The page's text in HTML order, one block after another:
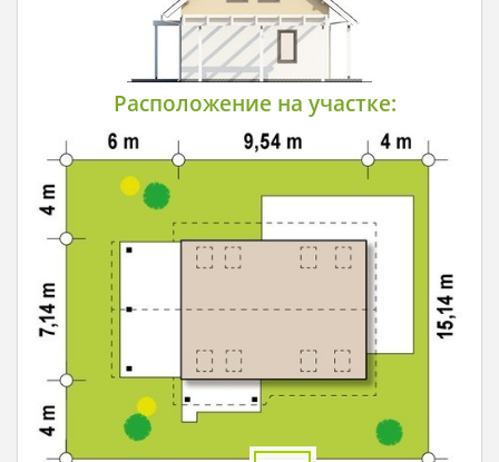
Расположение на участке: